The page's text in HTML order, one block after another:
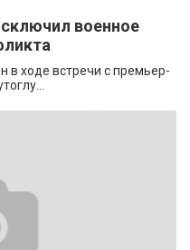
военное
ходе встречи с премьер-